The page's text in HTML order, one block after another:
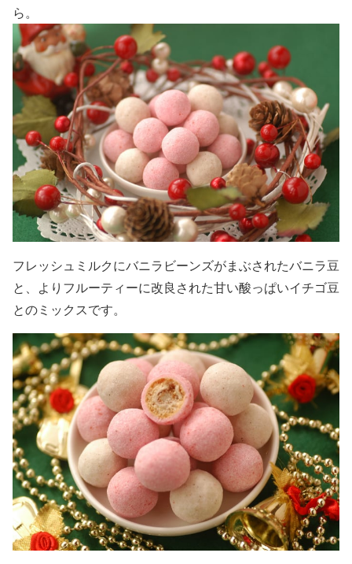
ら。
フレッシュミルクにバニラビーンズがまぶされたバニラ豆
と、よりフルーティーに改良された甘い酸っぱいイチゴ豆
とのミックスです。